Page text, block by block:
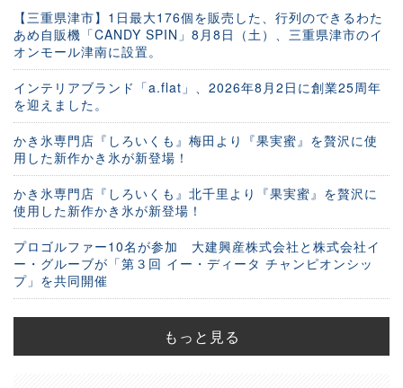
【三重県津市】1日最大176個を販売した、行列のできるわた
あめ自販機「CANDY SPIN」8月8日（土）、三重県津市のイ
オンモール津南に設置。
インテリアブランド「a.flat」、2026年8月2日に創業25周年
を迎えました。
かき氷専門店『しろいくも』梅田より『果実蜜』を贅沢に使
用した新作かき氷が新登場！
かき氷専門店『しろいくも』北千里より『果実蜜』を贅沢に
使用した新作かき氷が新登場！
プロゴルファー10名が参加 大建興産株式会社と株式会社イ
ー・グルーブが「第３回 イー・ディータ チャンピオンシッ
プ」を共同開催
もっと見る